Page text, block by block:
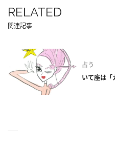
RELATED
関連記事
占う
いて座は「